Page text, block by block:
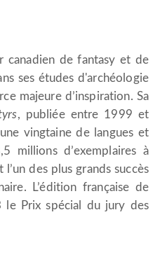
canadien de fantasy et de
ses études d'archéologie
majeure d’inspiration. Sa
, publiée entre 1999 et
vingtaine de langues et
millions d’exemplaires à
des plus grands succès
L’édition française de
le Prix spécial du jury des